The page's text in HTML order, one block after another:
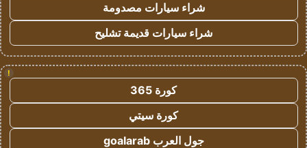
شراء سيارات مصدومة
شراء سيارات قديمة تشليح
!
كورة 365
كورة سيتي
جول العرب goalarab